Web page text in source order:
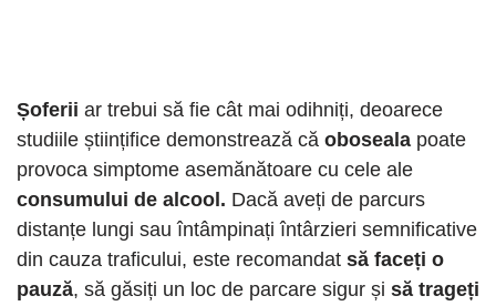
Șoferii ar trebui să fie cât mai odihniți, deoarece
studiile științifice demonstrează că oboseala poate
provoca simptome asemănătoare cu cele ale
consumului de alcool. Dacă aveți de parcurs
distanțe lungi sau întâmpinați întârzieri semnificative
din cauza traficului, este recomandat să faceți o
pauză, să găsiți un loc de parcare sigur și să trageți